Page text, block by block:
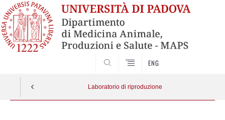
ENG
Laboratorio di riproduzione